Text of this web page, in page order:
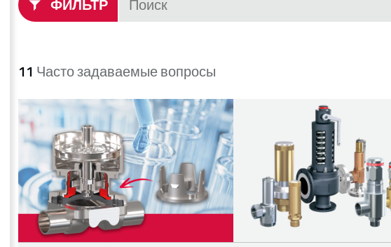
ФИЛЬТР
11 Часто задаваемые вопросы